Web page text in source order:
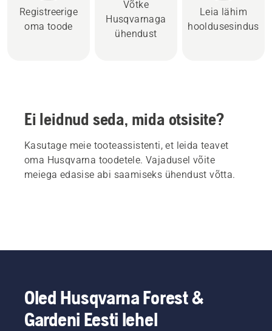
Registreerige
oma toode
Võtke
Husqvarnaga
ühendust
Leia lähim
hooldusesindus
Ei leidnud seda, mida otsisite?
Kasutage meie tooteassistenti, et leida teavet
oma Husqvarna toodetele. Vajadusel võite
meiega edasise abi saamiseks ühendust võtta.
Oled Husqvarna Forest &
Gardeni Eesti lehel